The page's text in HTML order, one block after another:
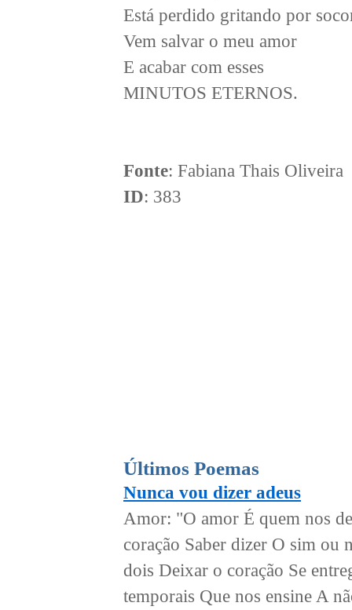
Está perdido gritando por
Vem salvar o meu amor
E acabar com esses
MINUTOS ETERNOS.
Fonte: Fabiana Thais Oliveira
ID: 383
Últimos Poemas
Nunca vou dizer adeus
Amor: "O amor É quem nos
coração Saber dizer O sim ou
dois Deixar o coração Se
temporais Que nos ensine A